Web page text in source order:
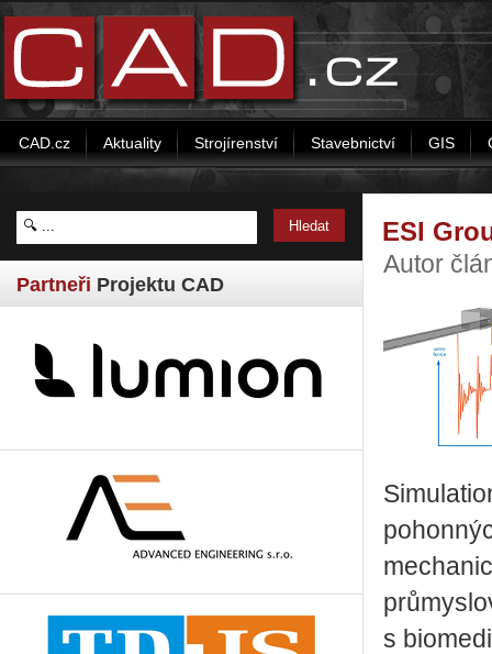
CAD.cz Aktuality Strojírenství Stavebnictví GIS
Partneři Projektu CAD
ESI
Autor
s